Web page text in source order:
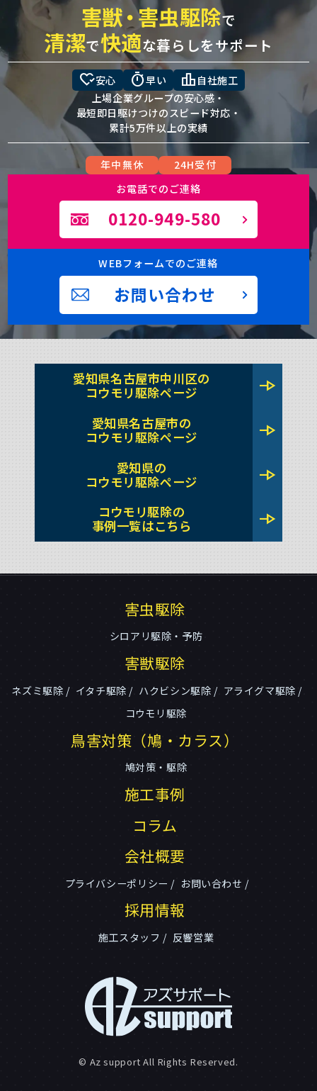
害獣・害虫駆除で
清潔で快適な暮らしをサポート
heart_check安心 timer早い leaderboard 自社施工
上場企業グループの安心感・
最短即日駆けつけのスピード対応・
累計5万件以上の実績
年中無休
24H受付
お電話でのご連絡
0120-949-580
WEBフォームでのご連絡
お問い合わせ
愛知県名古屋市中川区の
コウモリ駆除ページ
line_end_arrow
愛知県名古屋市の
コウモリ駆除ページ
line_end_arrow
愛知県の
コウモリ駆除ページ
line_end_arrow
コウモリ駆除の
事例一覧はこちら
line_end_arrow
害虫駆除
シロアリ駆除・予防
害獣駆除
ネズミ駆除 イタチ駆除 ハクビシン駆除
アライグマ駆除
コウモリ駆除
鳥害対策（鳩・カラス）
鳩対策・駆除
施工事例
コラム
会社概要
プライバシーポリシー お問い合わせ
採用情報
施工スタッフ 反響営業
© Az support All Rights Reserved.